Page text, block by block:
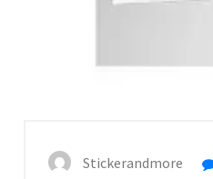
Stickerandmore